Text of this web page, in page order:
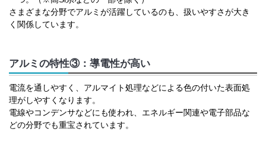
さまざまな分野でアルミが活躍しているのも、扱いやすさが大き
く関係しています。
アルミの特性③：導電性が高い
電流を通しやすく、アルマイト処理などによる色の付いた表面処
理がしやすくなります。
電線やコンデンサなどにも使われ、エネルギー関連や電子部品な
どの分野でも重宝されています。